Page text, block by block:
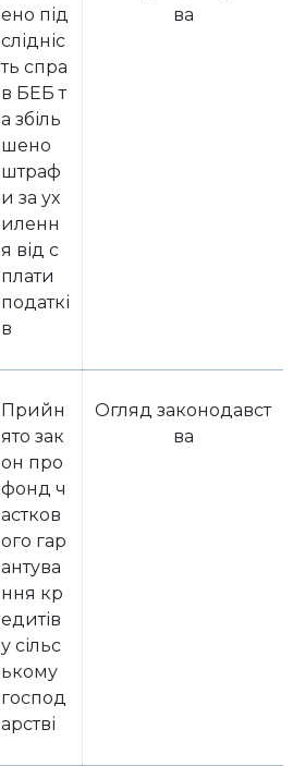
ено під
слідніс
ть спра
в БЕБ т
а збіль
шено
штраф
и за ух
иленн
я від с
плати
податкі
в
ва
Прийн
ято зак
он про
фонд ч
астков
ого гар
антува
ння кр
едитів
у сільс
ькому
господ
арстві
Огляд законодавст
ва